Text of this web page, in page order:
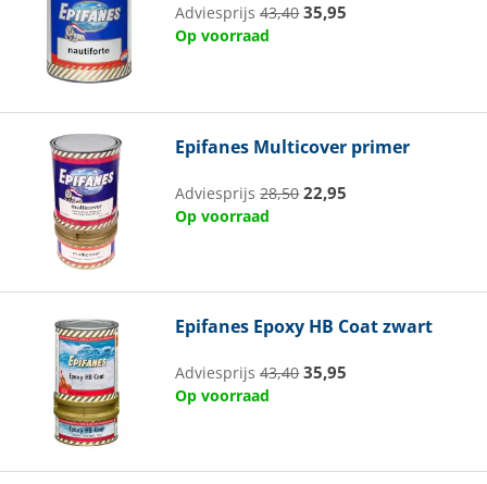
Adviesprijs43,40 35,95
Op voorraad
Epifanes Multicover primer
Adviesprijs28,50 22,95
Op voorraad
Epifanes Epoxy HB Coat zwart
Adviesprijs43,40 35,95
Op voorraad